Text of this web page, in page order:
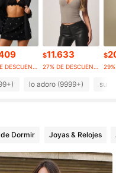
27% DE DESCUENTO
$11.633
27% DE DESCUENTO
$
lo adoro (9999+)
de Dormir Joyas & Relojes